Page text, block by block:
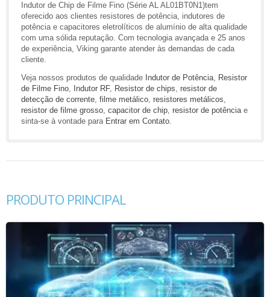
Indutor de Chip de Filme Fino (Série AL AL01BT0N1)tem
oferecido aos clientes resistores de potência, indutores de
potência e capacitores eletrolíticos de alumínio de alta qualidade
com uma sólida reputação. Com tecnologia avançada e 25 anos
de experiência, Viking garante atender às demandas de cada
cliente.
Veja nossos produtos de qualidade Indutor de Potência, Resistor
de Filme Fino, Indutor RF, Resistor de chips, resistor de
detecção de corrente, filme metálico, resistores metálicos,
resistor de filme grosso, capacitor de chip, resistor de potênciae
sinta-se à vontade para Entrar em Contato.
PRODUTO PRINCIPAL